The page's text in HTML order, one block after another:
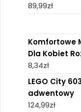
89,99zł
Komfortowe
Dla Kobiet
8,34zł
LEGO City
adwentowy
124,99zł